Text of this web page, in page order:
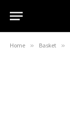
Home » Basket »